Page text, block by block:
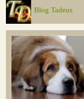
Blog Tadeus